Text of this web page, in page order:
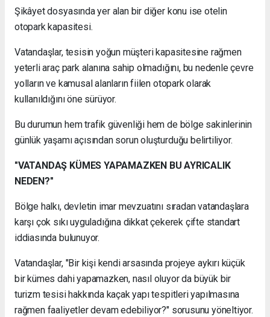
Şikâyet dosyasında yer alan bir diğer konu ise otelin
otopark kapasitesi.
Vatandaşlar, tesisin yoğun müşteri kapasitesine rağmen
yeterli araç park alanına sahip olmadığını, bu nedenle çevre
yolların ve kamusal alanların fiilen otopark olarak
kullanıldığını öne sürüyor.
Bu durumun hem trafik güvenliği hem de bölge sakinlerinin
günlük yaşamı açısından sorun oluşturduğu belirtiliyor.
"VATANDAŞ KÜMES YAPAMAZKEN BU AYRICALIK
NEDEN?"
Bölge halkı, devletin imar mevzuatını sıradan vatandaşlara
karşı çok sıkı uyguladığına dikkat çekerek çifte standart
iddiasında bulunuyor.
Vatandaşlar, "Bir kişi kendi arsasında projeye aykırı küçük
bir kümes dahi yapamazken, nasıl oluyor da büyük bir
turizm tesisi hakkında kaçak yapı tespitleri yapılmasına
rağmen faaliyetler devam edebiliyor?" sorusunu yöneltiyor.